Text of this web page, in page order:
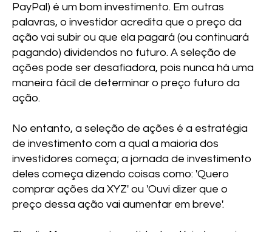
PayPal) é um bom investimento. Em outras
palavras, o investidor acredita que o preço da
ação vai subir ou que ela pagará (ou continuará
pagando) dividendos no futuro. A seleção de
ações pode ser desafiadora, pois nunca há uma
maneira fácil de determinar o preço futuro da
ação.
No entanto, a seleção de ações é a estratégia
de investimento com a qual a maioria dos
investidores começa; a jornada de investimento
deles começa dizendo coisas como: 'Quero
comprar ações da XYZ' ou 'Ouvi dizer que o
preço dessa ação vai aumentar em breve'.